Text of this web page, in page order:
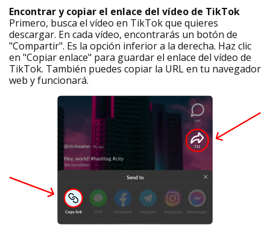
Encontrar y copiar el enlace del vídeo de TikTok
Primero, busca el vídeo en TikTok que quieres
descargar. En cada vídeo, encontrarás un botón de
"Compartir". Es la opción inferior a la derecha. Haz clic
en "Copiar enlace" para guardar el enlace del vídeo de
TikTok. También puedes copiar la URL en tu navegador
web y funcionará.